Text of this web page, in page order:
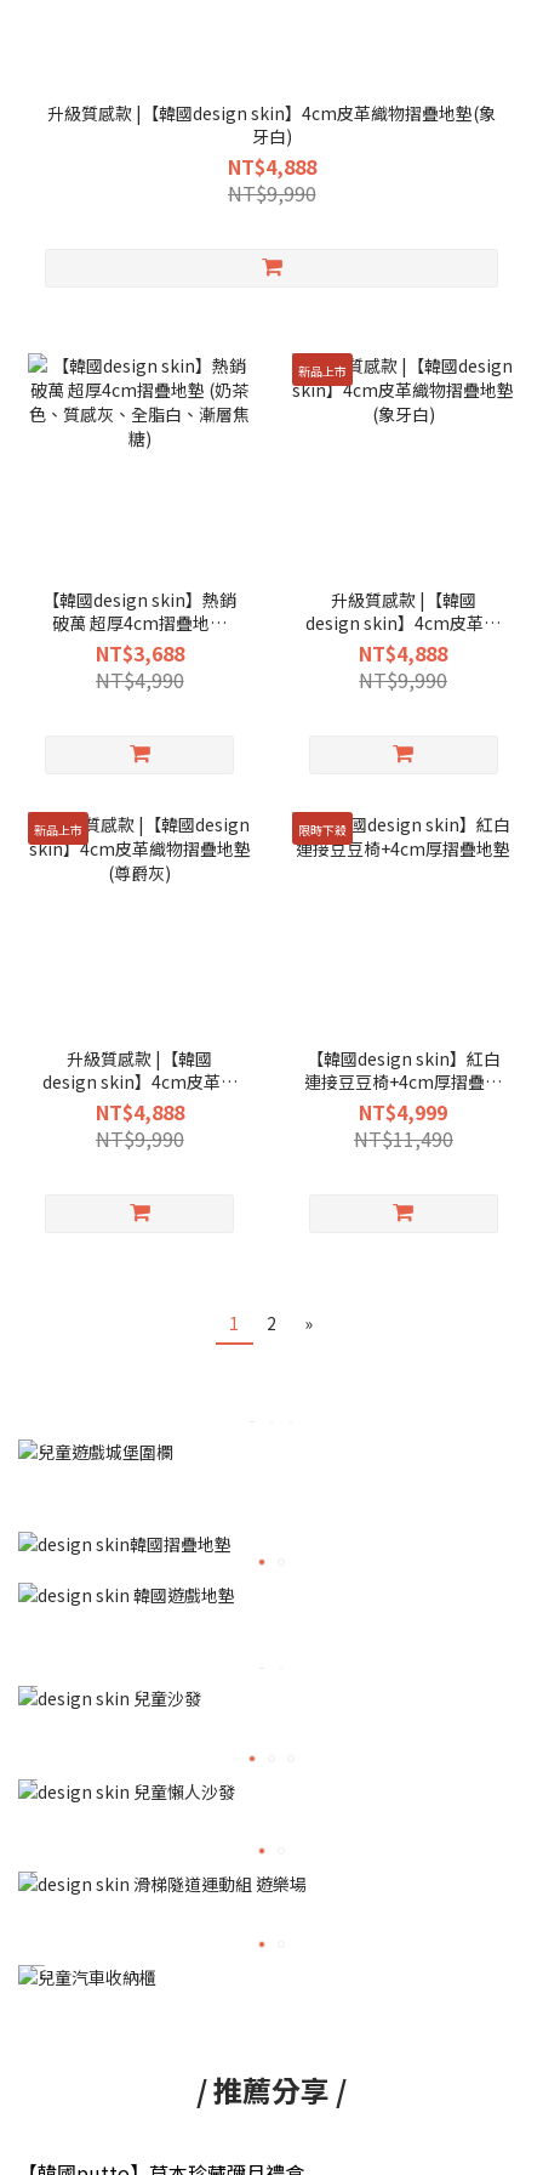
升級質感款 |【韓國design skin】4cm皮革織物摺疊地墊(象
牙白)
NT$4,888
NT$9,990
【韓國design skin】熱銷
破萬 超厚4cm摺疊地墊
(奶茶色、質感灰、全脂
白、漸層焦糖)
NT$3,688
NT$4,990
新品上市
升級質感款 |【韓國
design skin】4cm皮革織
物摺疊地墊(象牙白)
NT$4,888
NT$9,990
新品上市
升級質感款 |【韓國
design skin】4cm皮革織
物摺疊地墊(尊爵灰)
NT$4,888
NT$9,990
限時下殺
【韓國design skin】紅白
連接豆豆椅+4cm厚摺疊地
墊
NT$4,999
NT$11,490
1 2 »
/ 推薦分享 /